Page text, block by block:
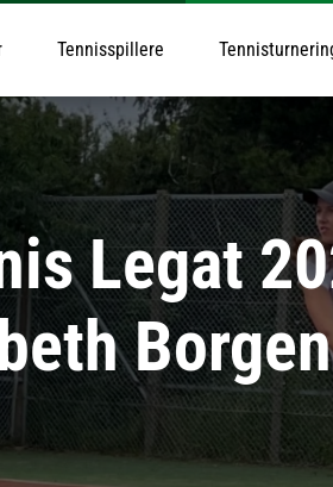
Tennisspillere
Legat